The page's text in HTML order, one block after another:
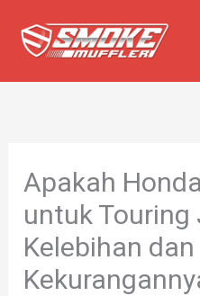
Apakah
untuk Touring
Kelebihan dan